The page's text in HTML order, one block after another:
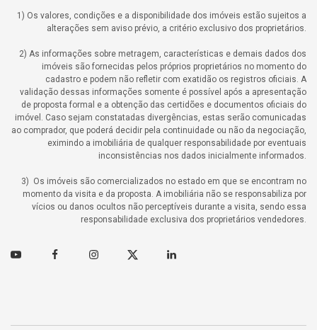
1) Os valores, condições e a disponibilidade dos imóveis estão sujeitos a
alterações sem aviso prévio, a critério exclusivo dos proprietários.
2) As informações sobre metragem, características e demais dados dos
imóveis são fornecidas pelos próprios proprietários no momento do
cadastro e podem não refletir com exatidão os registros oficiais. A
validação dessas informações somente é possível após a apresentação
de proposta formal e a obtenção das certidões e documentos oficiais do
imóvel. Caso sejam constatadas divergências, estas serão comunicadas
ao comprador, que poderá decidir pela continuidade ou não da negociação,
eximindo a imobiliária de qualquer responsabilidade por eventuais
inconsistências nos dados inicialmente informados.
3) Os imóveis são comercializados no estado em que se encontram no
momento da visita e da proposta. A imobiliária não se responsabiliza por
vícios ou danos ocultos não perceptíveis durante a visita, sendo essa
responsabilidade exclusiva dos proprietários vendedores.
Youtube FacebookInstagramTwitter Linkedin